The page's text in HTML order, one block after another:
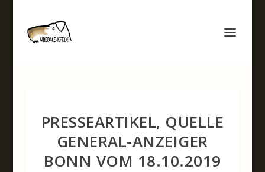
PRESSEARTIKEL, QUELLE
GENERAL-ANZEIGER
BONN VOM 18.10.2019